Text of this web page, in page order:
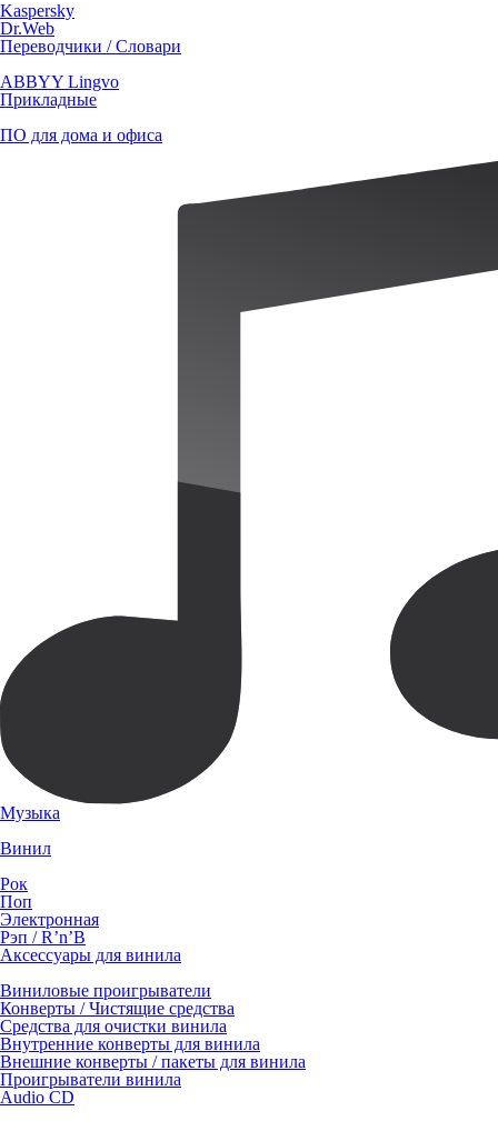
Kaspersky
Dr.Web
Переводчики / Словари
ABBYY Lingvo
Прикладные
ПО для дома и офиса
Музыка
Винил
Рок
Поп
Электронная
Рэп / R’n’B
Аксессуары для винила
Виниловые проигрыватели
Конверты / Чистящие средства
Средства для очистки винила
Внутренние конверты для винила
Внешние конверты / пакеты для винила
Проигрыватели винила
Audio CD